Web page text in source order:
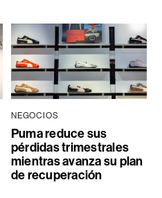
NEGOCIOS
Puma reduce sus
pérdidas trimestrales
mientras avanza su plan
de recuperación